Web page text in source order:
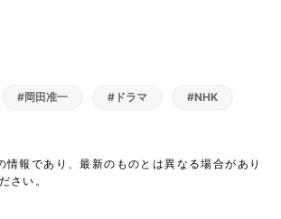
#岡田准一 #ドラマ #NHK
情報であり、最新のものとは異なる場合があり
さい。